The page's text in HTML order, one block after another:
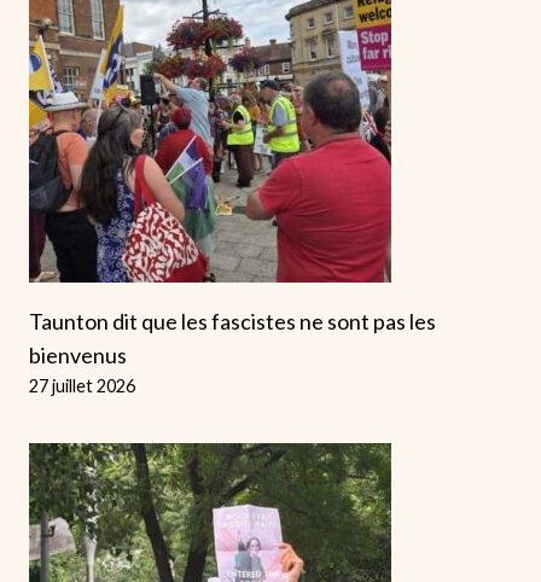
Taunton dit que les fascistes ne sont pas les
bienvenus
27 juillet 2026